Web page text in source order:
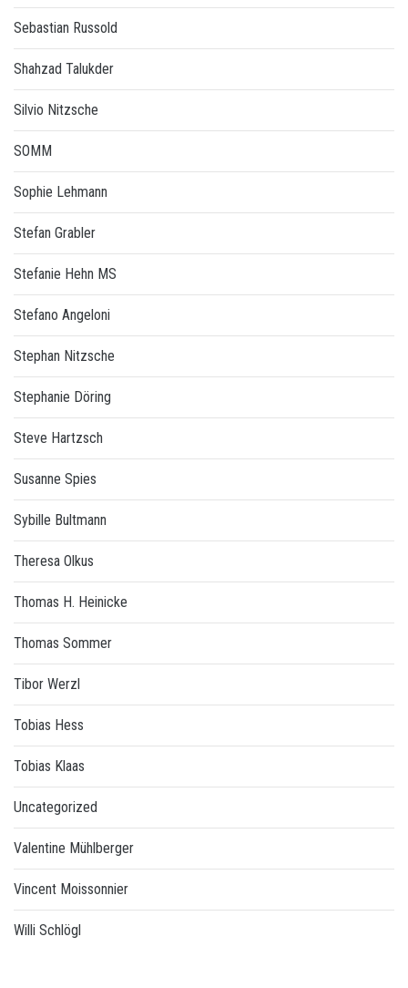
Sebastian Russold
Shahzad Talukder
Silvio Nitzsche
SOMM
Sophie Lehmann
Stefan Grabler
Stefanie Hehn MS
Stefano Angeloni
Stephan Nitzsche
Stephanie Döring
Steve Hartzsch
Susanne Spies
Sybille Bultmann
Theresa Olkus
Thomas H. Heinicke
Thomas Sommer
Tibor Werzl
Tobias Hess
Tobias Klaas
Uncategorized
Valentine Mühlberger
Vincent Moissonnier
Willi Schlögl